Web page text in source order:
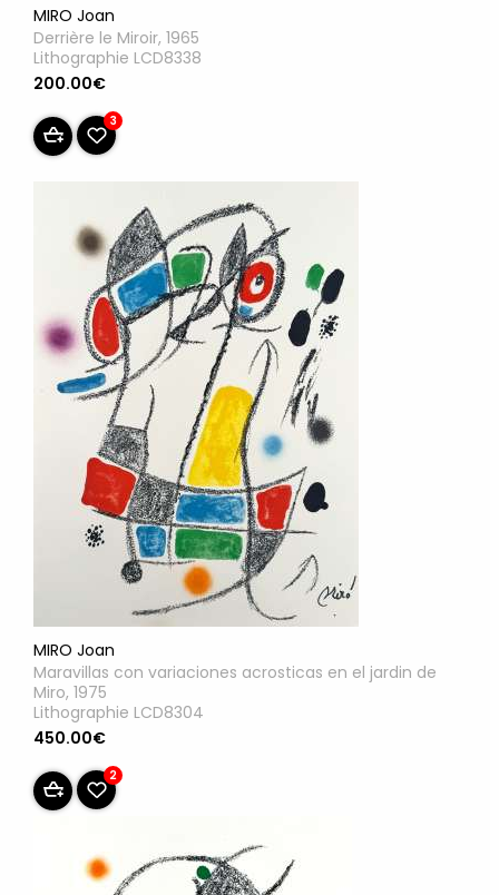
MIRO Joan
Derrière le Miroir, 1965
Lithographie LCD8338
200.00€
3
MIRO Joan
Maravillas con variaciones acrosticas en el jardin de
Miro, 1975
Lithographie LCD8304
450.00€
2